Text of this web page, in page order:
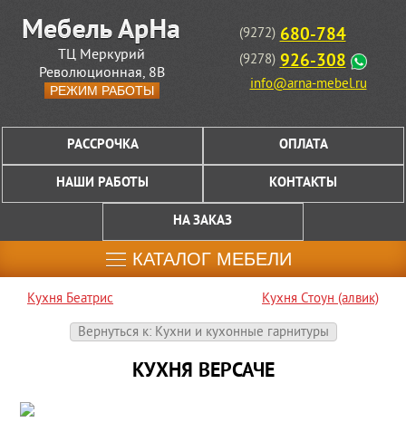
ТЦ Меркурий
Революционная, 8В
РЕЖИМ РАБОТЫ
(9272) 680-784
(9278) 926-308
info@arna-mebel.ru
РАССРОЧКА ОПЛАТА
НАШИ РАБОТЫ КОНТАКТЫ
НА ЗАКАЗ
КАТАЛОГ МЕБЕЛИ
Кухня Беатрис
Кухня Стоун (алвик)
Вернуться к: Кухни и кухонные гарнитуры
КУХНЯ ВЕРСАЧЕ